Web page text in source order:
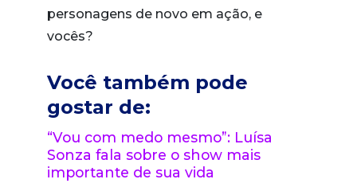
personagens de novo em ação, e
vocês?
Você também pode
gostar de:
“Vou com medo mesmo”: Luísa
Sonza fala sobre o show mais
importante de sua vida